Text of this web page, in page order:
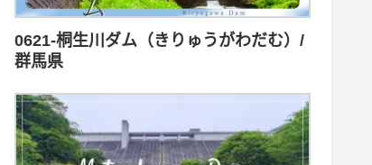
0621-桐生川ダム（きりゅうがわだむ）/
群馬県